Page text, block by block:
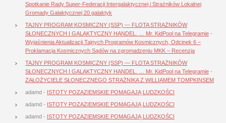
Spotkanie Rady Super-Federacji Intergalaktycznej i Strażników Lokalnej
Gromady Galaktycznej 20 galaktyk
TAJNY PROGRAM KOSMICZNY (SSP) — FLOTA STRAŻNIKÓW
SŁONECZNYCH I GALAKTYCZNY HANDEL. … Mr. KidPool na Telegramie -
Wyjaśnienia Aktualizacji Tajnych Programów Kosmicznych, Odcinek 6 –
Proklamacja Kosmicznych Sądów na zgromadzeniu MKK – Recenzja
TAJNY PROGRAM KOSMICZNY (SSP) — FLOTA STRAŻNIKÓW
SŁONECZNYCH I GALAKTYCZNY HANDEL. … Mr. KidPool na Telegramie -
ZAŁOŻYCIELE SŁONECZNEGO STRAŻNIKA Z WILLIAMEM TOMPKINSEM
adamd - ISTOTY POZAZIEMSKIE POMAGAJĄ LUDZKOŚCI
adamd - ISTOTY POZAZIEMSKIE POMAGAJĄ LUDZKOŚCI
adamd - ISTOTY POZAZIEMSKIE POMAGAJĄ LUDZKOŚCI